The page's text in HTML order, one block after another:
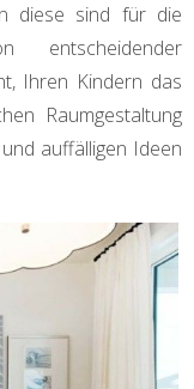
diese sind für die
entscheidender
Ihren Kindern das
Raumgestaltung
auffälligen Ideen